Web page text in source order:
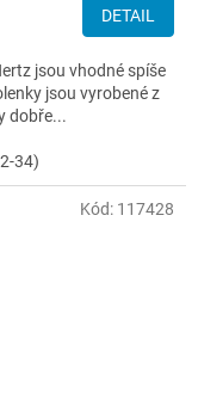
DETAIL
jsou vhodné spíše
jsou vyrobené z
dobře...
34)
Kód: 117428